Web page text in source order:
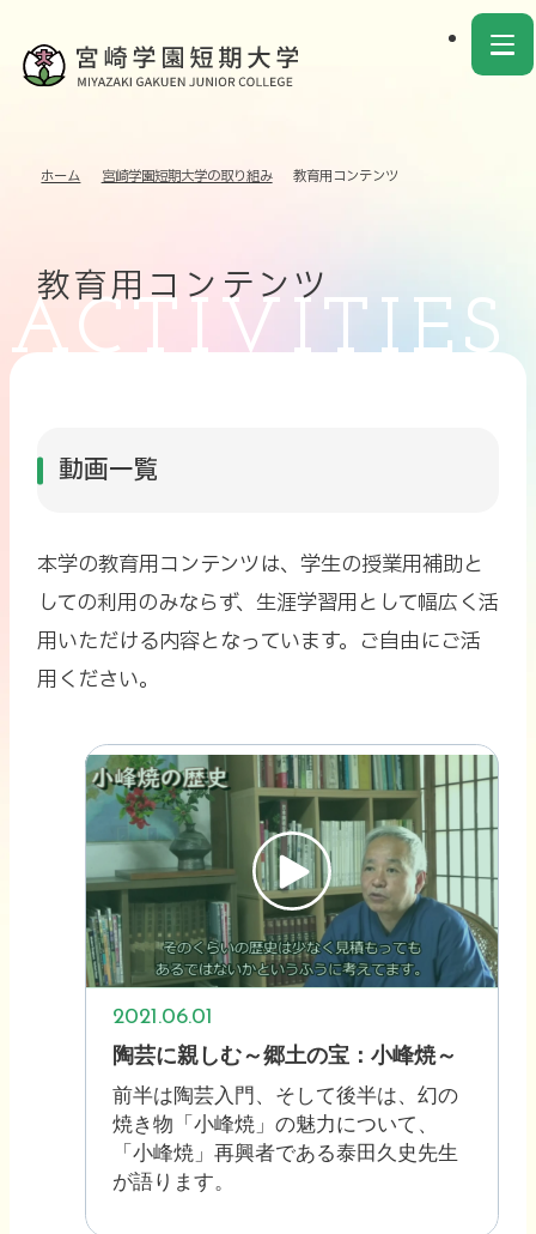
ホーム 宮崎学園短期大学の取り組み 教育用コンテンツ
教育用コンテンツ
動画一覧
本学の教育用コンテンツは、学生の授業用補助と
しての利用のみならず、 生涯学習用として幅広く活
用いただける内容となっています。ご自由にご活
用ください。
2021.06.01
陶芸に親しむ～郷土の宝：小峰焼～
前半は陶芸入門、そして後半は、幻の
焼き物「小峰焼」の魅力について、
「小峰焼」再興者である泰田久史先生
が語ります。